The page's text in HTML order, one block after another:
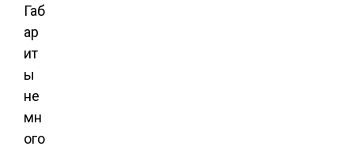
Габ
ар
ит
ы
не
мн
ого